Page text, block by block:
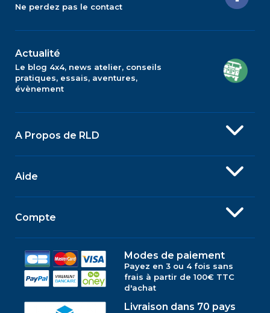
Ne perdez pas le contact
Actualité
Le blog 4x4, news atelier, conseils
pratiques, essais, aventures,
évènement
A Propos de RLD
Aide
Compte
Modes de paiement
Payez en 3 ou 4 fois sans
frais à partir de 100€ TTC
d'achat
Livraison dans 70 pays